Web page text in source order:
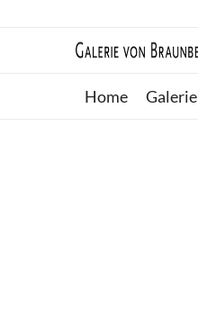
Home Galerie